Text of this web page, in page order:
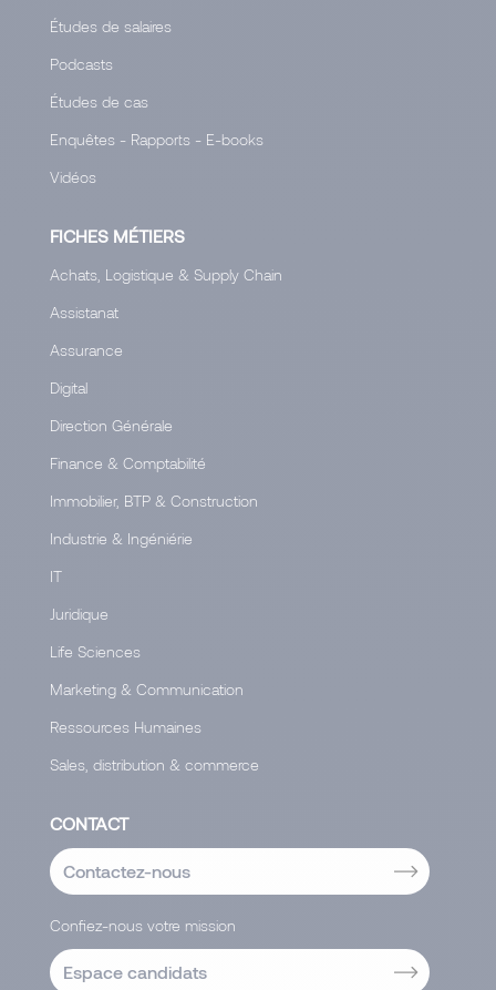
Études de salaires
Podcasts
Études de cas
Enquêtes - Rapports - E-books
Vidéos
FICHES MÉTIERS
Achats, Logistique & Supply Chain
Assistanat
Assurance
Digital
Direction Générale
Finance & Comptabilité
Immobilier, BTP & Construction
Industrie & Ingéniérie
IT
Juridique
Life Sciences
Marketing & Communication
Ressources Humaines
Sales, distribution & commerce
CONTACT
Contactez-nous
Confiez-nous votre mission
Espace candidats